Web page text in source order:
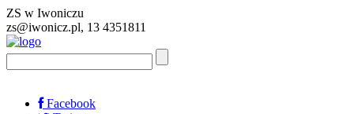
ZS w Iwoniczu
zs@iwonicz.pl, 13 4351811
Facebook